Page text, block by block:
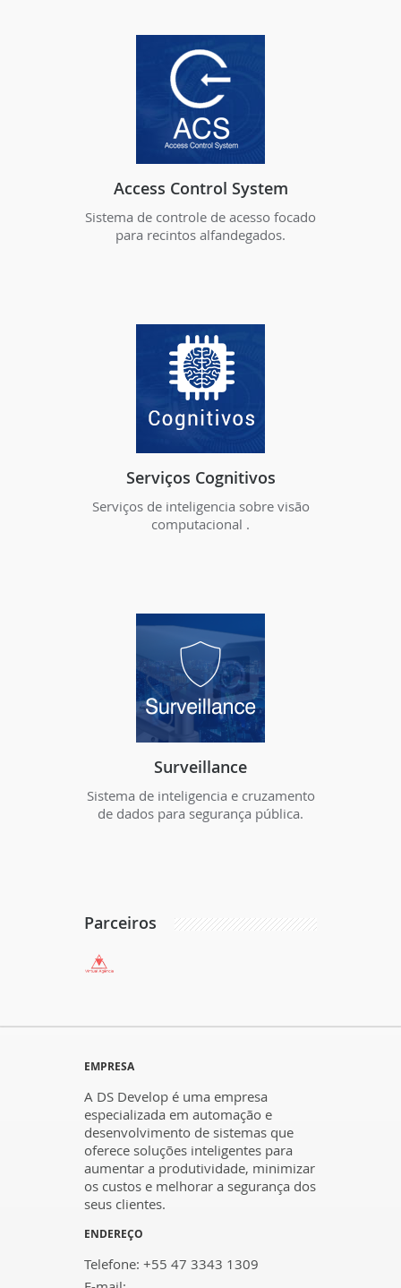
Access Control System
Sistema de controle de acesso focado
para recintos alfandegados.
Serviços Cognitivos
Serviços de inteligencia sobre visão
computacional .
Surveillance
Sistema de inteligencia e cruzamento
de dados para segurança pública.
Parceiros
EMPRESA
A DS Develop é uma empresa
especializada em automação e
desenvolvimento de sistemas que
oferece soluções inteligentes para
aumentar a produtividade, minimizar
os custos e melhorar a segurança dos
seus clientes.
ENDEREÇO
Telefone: +55 47 3343 1309